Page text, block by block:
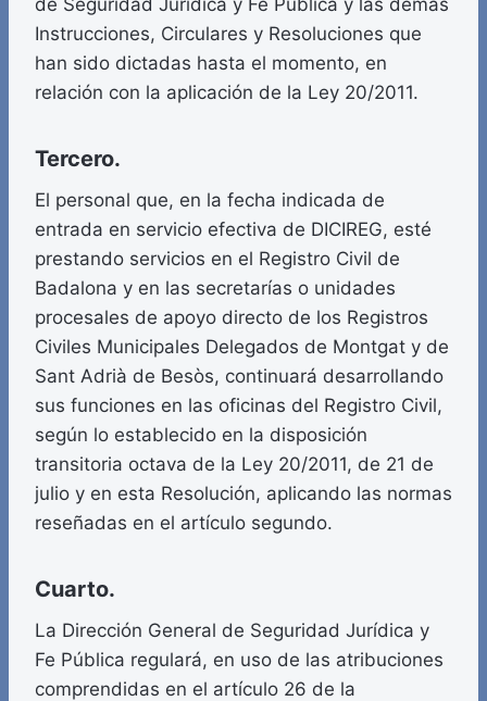
de Seguridad Jurídica y Fe Pública y las demás
Instrucciones, Circulares y Resoluciones que
han sido dictadas hasta el momento, en
relación con la aplicación de la Ley 20/2011.
Tercero.
El personal que, en la fecha indicada de
entrada en servicio efectiva de DICIREG, esté
prestando servicios en el Registro Civil de
Badalona y en las secretarías o unidades
procesales de apoyo directo de los Registros
Civiles Municipales Delegados de Montgat y de
Sant Adrià de Besòs, continuará desarrollando
sus funciones en las oficinas del Registro Civil,
según lo establecido en la disposición
transitoria octava de la Ley 20/2011, de 21 de
julio y en esta Resolución, aplicando las normas
reseñadas en el artículo segundo.
Cuarto.
La Dirección General de Seguridad Jurídica y
Fe Pública regulará, en uso de las atribuciones
comprendidas en el artículo 26 de la